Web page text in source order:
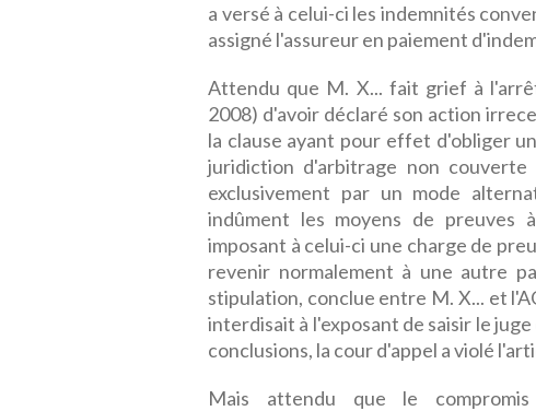
a versé à celui-ci les indemnités
assigné l'assureur en paiement
Attendu que M. X... fait grief à
2008) d'avoir déclaré son action
la clause ayant pour effet d'obliger
juridiction d'arbitrage non
exclusivement par un mode
indûment les moyens de preuves
imposant à celui-ci une charge de
revenir normalement à une autre
stipulation, conclue entre M. X... et
interdisait à l'exposant de saisir le
conclusions, la cour d'appel a violé
Mais attendu que le